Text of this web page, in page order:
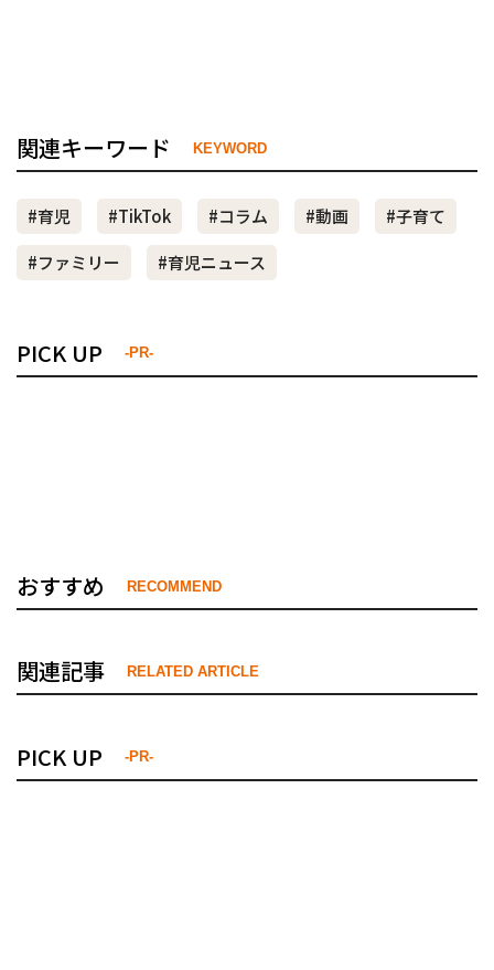
関連キーワード KEYWORD
#育児 #TikTok #コラム #動画
#子育て
#ファミリー
#育児ニュース
PICK UP -PR-
おすすめ RECOMMEND
関連記事 RELATED ARTICLE
PICK UP -PR-